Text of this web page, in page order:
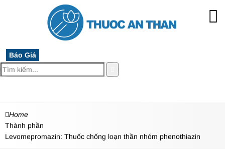
Báo Giá
Home
Thành phần
Levomepromazin: Thuốc chống loạn thần nhóm phenothiazin